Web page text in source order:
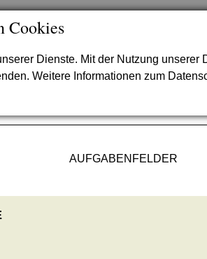
Cookies
Dienste. Mit der Nutzung unserer
Weitere Informationen zum
AUFGABENFELDER